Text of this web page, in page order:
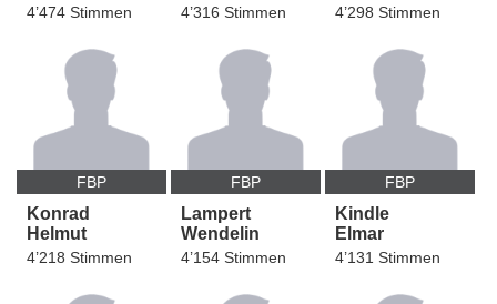
4’474 Stimmen 4’316 Stimmen 4’298 Stimmen
FBP
Konrad
Helmut
4’218 Stimmen
FBP
Lampert
Wendelin
4’154 Stimmen
FBP
Kindle
Elmar
4’131 Stimmen